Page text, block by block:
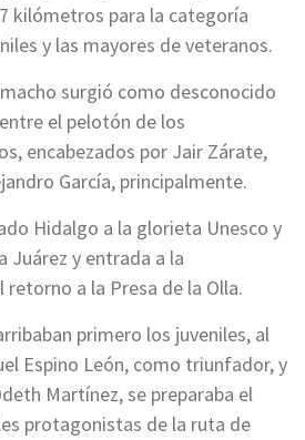
kilómetros para la categoría
y las mayores de veteranos.
surgió como desconocido
el pelotón de los
encabezados por Jair Zárate,
García, principalmente.
Hidalgo a la glorieta Unesco y
Juárez y entrada a la
retorno a la Presa de la Olla.
primero los juveniles, al
Espino León, como triunfador, y
Martínez, se preparaba el
protagonistas de la ruta de